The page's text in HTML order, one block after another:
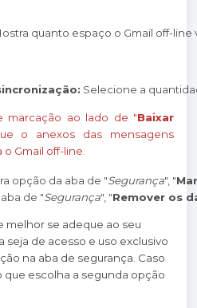
quanto espaço o Gmail off-
Selecione a
marcação ao lado de "Baixar
o anexos das mensagens
Gmail off-line.
opção da aba de "Segurança", "
de "Segurança", "Remover os
melhor se adeque ao seu
seja de acesso e uso exclusivo
na aba de segurança. Caso
escolha a segunda opção